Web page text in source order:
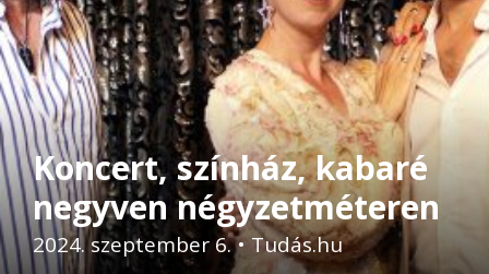
Koncert, színház, kabaré
negyven négyzetméteren
2024. szeptember 6.•Tudás.hu